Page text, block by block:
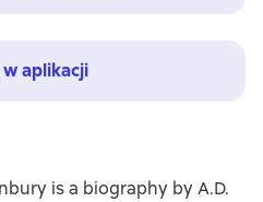
aplikacji
is a biography by A.D.